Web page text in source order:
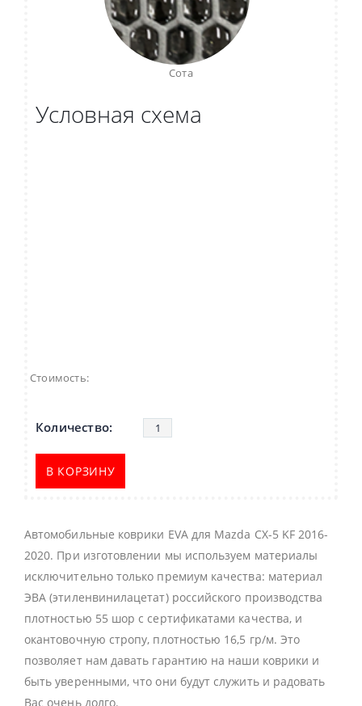
Сота
Условная схема
Стоимость:
В КОРЗИНУ
Автомобильные коврики EVA для Mazda CX-5 KF 2016-
2020. При изготовлении мы используем материалы
исключительно только премиум качества: материал
ЭВА (этиленвинилацетат) российского производства
плотностью 55 шор с сертификатами качества, и
окантовочную стропу, плотностью 16,5 гр/м. Это
позволяет нам давать гарантию на наши коврики и
быть уверенными, что они будут служить и радовать
Вас очень долго.